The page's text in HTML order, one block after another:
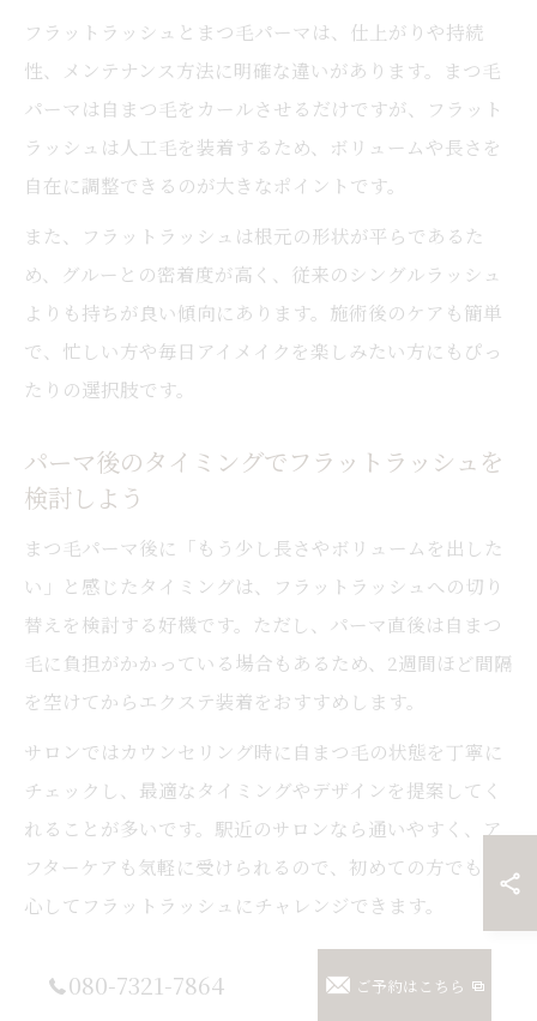
フラットラッシュとまつ毛パーマは、仕上がりや持続
性、メンテナンス方法に明確な違いがあります。まつ毛
パーマは自まつ毛をカールさせるだけですが、フラット
ラッシュは人工毛を装着するため、ボリュームや長さを
自在に調整できるのが大きなポイントです。
また、フラットラッシュは根元の形状が平らであるた
め、グルーとの密着度が高く、従来のシングルラッシュ
よりも持ちが良い傾向にあります。施術後のケアも簡単
で、忙しい方や毎日アイメイクを楽しみたい方にもぴっ
たりの選択肢です。
パーマ後のタイミングでフラットラッシュを
検討しよう
まつ毛パーマ後に「もう少し長さやボリュームを出した
い」と感じたタイミングは、フラットラッシュへの切り
替えを検討する好機です。ただし、パーマ直後は自まつ
毛に負担がかかっている場合もあるため、2週間ほど間隔
を空けてからエクステ装着をおすすめします。
サロンではカウンセリング時に自まつ毛の状態を丁寧に
チェックし、最適なタイミングやデザインを提案してく
れることが多いです。駅近のサロンなら通いやすく、ア
フターケアも気軽に受けられるので、初めての方でも安
心してフラットラッシュにチャレンジできます。
080-7321-7864 ご予約はこちら